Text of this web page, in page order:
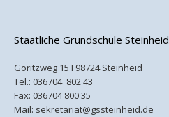
Staatliche Grundschule Steinheid
Göritzweg 15 I 98724 Steinheid
Tel.: 036704 802 43
Fax: 036704 800 35
Mail: sekretariat@gssteinheid.de